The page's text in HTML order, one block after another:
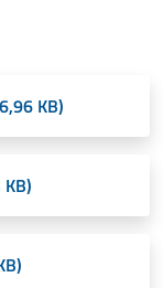
KB)